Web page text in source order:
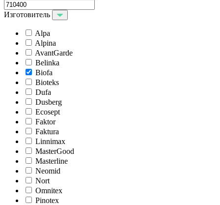
Изготовитель
Alpa
Alpina
AvantGarde
Belinka
Biofa
Bioteks
Dufa
Dusberg
Ecosept
Faktor
Faktura
Linnimax
MasterGood
Masterline
Neomid
Nort
Omnitex
Pinotex